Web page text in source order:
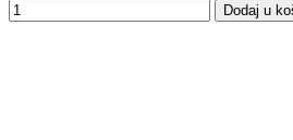
Dodaj u